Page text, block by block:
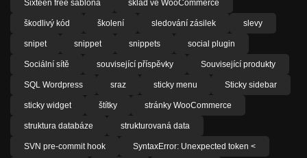
Sixteen free šablona sklad ve WooCommerce
škodlivý kód školení sledování zásilek slevy
snipet snippet snippets social plugin
Sociální sítě související příspěvky Související produkty
SQL Wordpress sraz sticky menu Sticky sidebar
sticky widget štítky stránky WooCommerce
struktura databáze strukturovaná data
SVN pre-commit hook SyntaxError: Unexpected token <